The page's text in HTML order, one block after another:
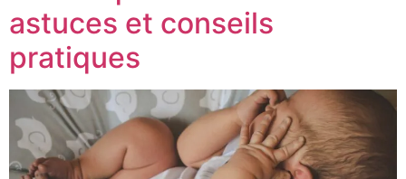
astuces et conseils
pratiques